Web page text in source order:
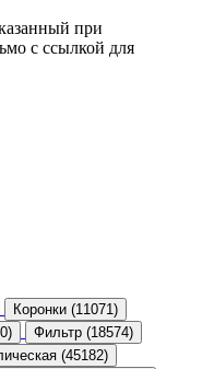
при
с ссылкой для
Коронки (11071)
Фильтр (18574)
(45182)